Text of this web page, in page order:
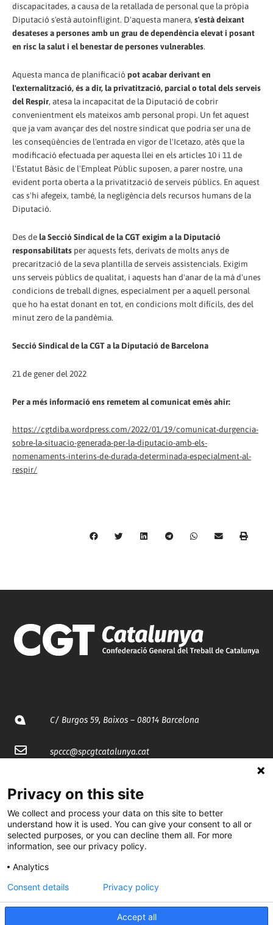
discapacitades, a causa de la retallada de personal que la pròpia
Diputació s'està autoinfligint. D'aquesta manera, s'està deixant
desateses a persones amb un grau de dependència elevat i posant
en risc la salut i el benestar de persones vulnerables.
Aquesta manca de planificació pot acabar derivant en
l'externalització, és a dir, la privatització, parcial o total dels serveis
del Respir, atesa la incapacitat de la Diputació de cobrir
convenientment els mateixos amb personal propi. Un fet aquest
que ja vam avançar des del nostre sindicat que podria ser una de
les conseqüències de l'entrada en vigor de l'Icetazo, atès que la
modificació efectuada per aquesta llei en els articles 10 i 11 de
l'Estatut Bàsic de l'Empleat Públic suposen, a parer nostre, una
evident porta oberta a la privatització de serveis públics. En aquest
cas s'hi afegeix, també, la negligència dels recursos humans de la
Diputació.
Des dela Secció Sindical de la CGT exigim a la Diputació
responsabilitats per aquests fets, derivats de molts anys de
precarització de la seva plantilla de serveis assistencials. Exigim
uns serveis públics de qualitat, i aquests han d'anar de la mà d'unes
condicions de treball dignes, especialment per a aquell personal
que ho ha estat donant en tot, en condicions molt difícils, des del
minut zero de la pandèmia.
Secció Sindical de la CGT a la Diputació de Barcelona
21 de gener del 2022
Per a més informació ens remetem al comunicat emès ahir:
https://cgtdiba.wordpress.com/2022/01/19/comunicat-durgencia-
sobre-la-situacio-generada-per-la-diputacio-amb-els-
nomenaments-interins-de-durada-determinada-especialment-al-
respir/
C/ Burgos 59, Baixos – 08014 Barcelona
spccc@spcgtcatalunya.cat
@CGTCatalunya
cgtcatalunya
CGTCatalunya
cgtcatalunya
Privacy on this site
We collect and process your data on this site to better
understand how it is used. You can give your consent to all or
selected purposes, or you can decline them all. For more
information, see our privacy policy.
Analytics
Accept all
Consent details Privacy policy